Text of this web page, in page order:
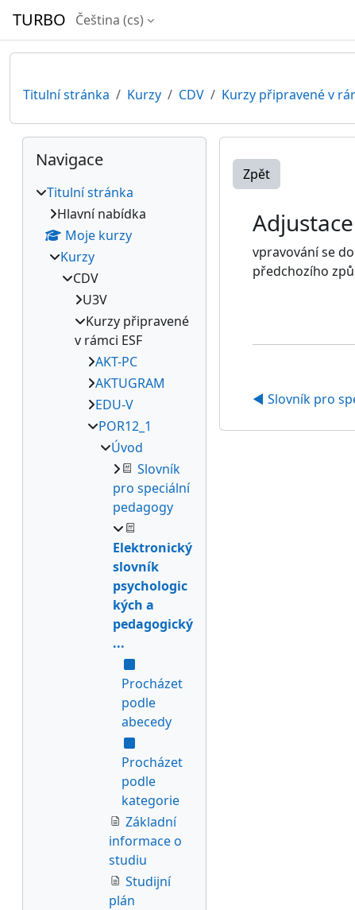
Přejít k hlavnímu obsahu
TURBO Čeština ‎(cs)‎
Titulní stránka Kurzy CDV Kurzy připravené v
Zpět
Adjustace
vpravování se
předchozího
◀︎ Slovník pro
Bloky
Přeskočit: Navigace
Navigace
Titulní stránka
Hlavní nabídka
Moje kurzy
Kurzy
CDV
U3V
Kurzy připravené
v rámci ESF
AKT-PC
AKTUGRAM
EDU-V
POR12_1
Úvod
Slovník
pro speciální
pedagogy
Elektronický
slovník
psychologic
kých a
pedagogický
...
Procházet
podle
abecedy
Procházet
podle
kategorie
Základní
informace o
studiu
Studijní
plán